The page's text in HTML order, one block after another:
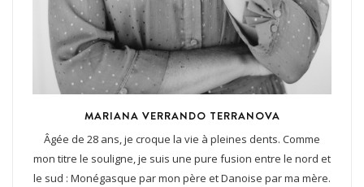
MARIANA VERRANDO TERRANOVA
Âgée de 28 ans, je croque la vie à pleines dents. Comme
mon titre le souligne, je suis une pure fusion entre le nord et
le sud : Monégasque par mon père et Danoise par ma mère.